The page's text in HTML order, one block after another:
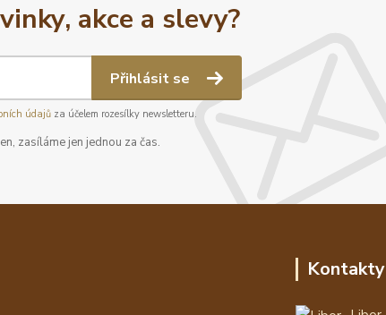
akce a slevy?
Přihlásit se
údajůza účelem rozesílky newsletteru.
zasíláme jen jednou za čas.
Kontakty